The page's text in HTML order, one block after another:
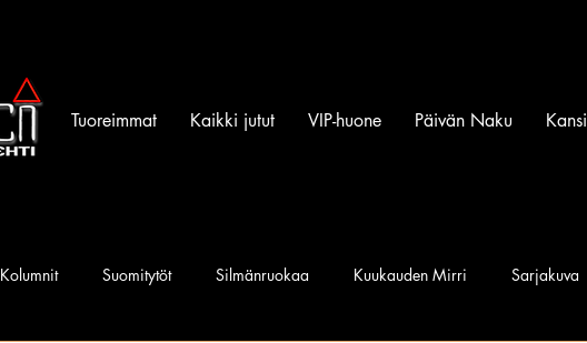
Tuoreimmat Kaikki jutut VIP-huone Päivän Naku Kansi
Kolumnit Suomitytöt Silmänruokaa Kuukauden Mirri Sarjakuva